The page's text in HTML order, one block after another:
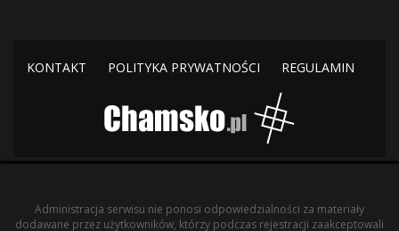
KONTAKT POLITYKA PRYWATNOŚCI REGULAMIN
Administracja serwisu nie ponosi odpowiedzialności za materiały
dodawane przez użytkowników, którzy podczas rejestracji zaakceptowali